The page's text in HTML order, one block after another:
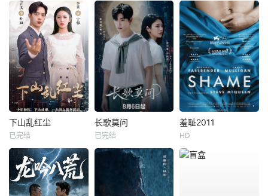
下山乱红尘
已完结
长歌莫问
已完结
羞耻2011
HD